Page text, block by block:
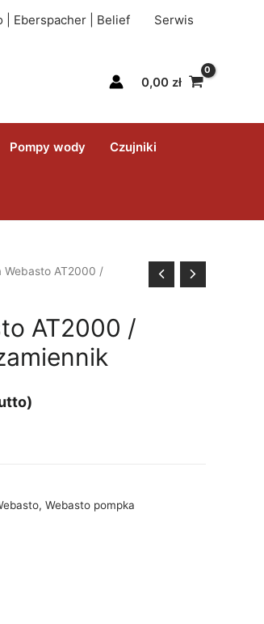
| Eberspacher | Belief Serwis
0,00 zł
Pompy wody Czujniki
Webasto AT2000 /
AT2000 /
, Webasto pompka